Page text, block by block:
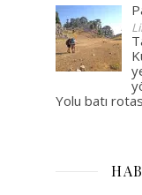
Yolu batı